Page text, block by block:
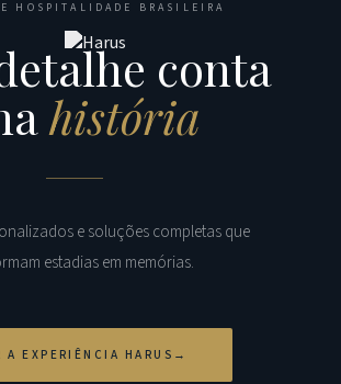
HOSPITALIDADE BRASILEIRA
conta
história
e soluções completas que
estadias em memórias.
A EXPERIÊNCIA HARUS